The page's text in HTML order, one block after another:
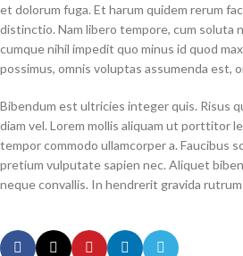
et dolorum fuga. Et harum quidem rerum
distinctio. Nam libero tempore, cum soluta
cumque nihil impedit quo minus id quod
possimus, omnis voluptas assumenda est,
Bibendum est ultricies integer quis. Risus
diam vel. Lorem mollis aliquam ut porttitor
tempor commodo ullamcorper a. Faucibus
pretium vulputate sapien nec. Aliquet
neque convallis. In hendrerit gravida